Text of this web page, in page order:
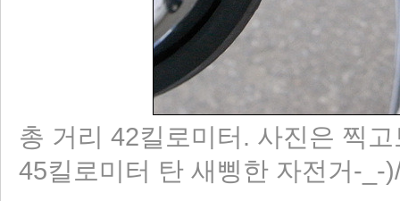
총 거리 42킬로미터. 사진은 찍
45킬로미터 탄 새삥한 자전거-_-